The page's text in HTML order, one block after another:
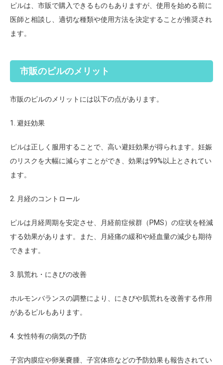
ピルは、市販で購入できるものもありますが、使用を始める前に
医師と相談し、適切な種類や使用方法を決定することが推奨され
ます。
市販のピルのメリット
市販のピルのメリット には以下の点があります。
1. 避妊効果
ピルは正しく服用することで、高い避妊効果が得られます。妊娠
のリスクを大幅に減らすことができ、効果は99%以上とされてい
ます。
2. 月経のコントロール
ピルは月経周期を安定させ、月経前症候群（PMS）の症状を軽減
する効果があります。また、月経痛の緩和や経血量の減少も期待
できます。
3. 肌荒れ・にきびの改善
ホルモンバランスの調整により、にきびや肌荒れを改善する作用
があるピルもあります。
4. 女性特有の病気の予防
子宮内膜症や卵巣嚢腫、子宮体癌などの予防効果も報告されてい